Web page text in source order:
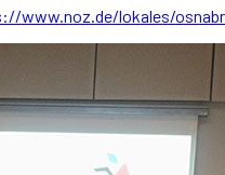
www.noz.de/lokales/